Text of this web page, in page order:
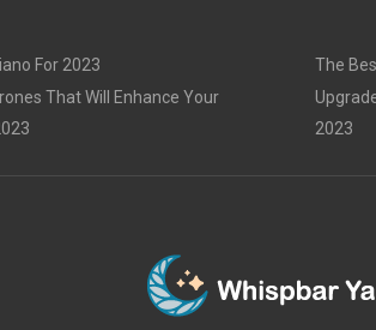
For 2023
That Will Enhance Your
The
2023